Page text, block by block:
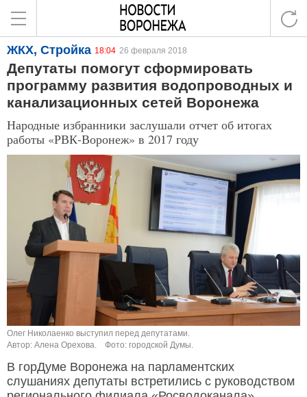
ЖКХ, Стройка 18:04 26 февраля 2018
Депутаты помогут сформировать
программу развития водопроводных и
канализационных сетей Воронежа
Народные избранники заслушали отчет об итогах
работы «РВК-Воронеж» в 2017 году
Олег Николаенко выступил перед депутатами.
Автор: Алена Орехова.
Фото: городской Думы.
В горДуме Воронежа на парламентских
слушаниях депутаты встретились с руководством